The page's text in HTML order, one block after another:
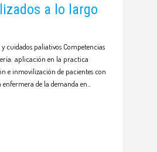
a lo largo
cuidados paliativos Competencias
aplicación en la practica
e inmovilización de pacientes con
enfermera de la demanda en